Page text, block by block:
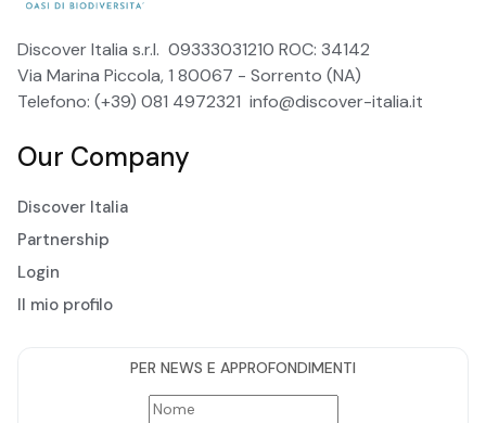
Discover Italia s.r.l. 09333031210 ROC: 34142
Via Marina Piccola, 1 80067 - Sorrento (NA)
Telefono: (+39) 081 4972321 info@discover-italia.it
Our Company
Discover Italia
Partnership
Login
Il mio profilo
PER NEWS E APPROFONDIMENTI